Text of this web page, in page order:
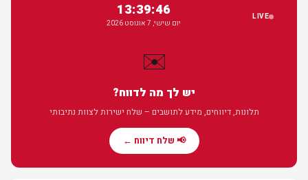
LIVE
13:39:47
יום שישי, 7 אוגוסט 2026
✉️
יש לך מה לדווח?
תלונות, דיווחים, מידע לתושבים – שלח ישירות לצוות נתיבותי
📢 שלח דיווח ←